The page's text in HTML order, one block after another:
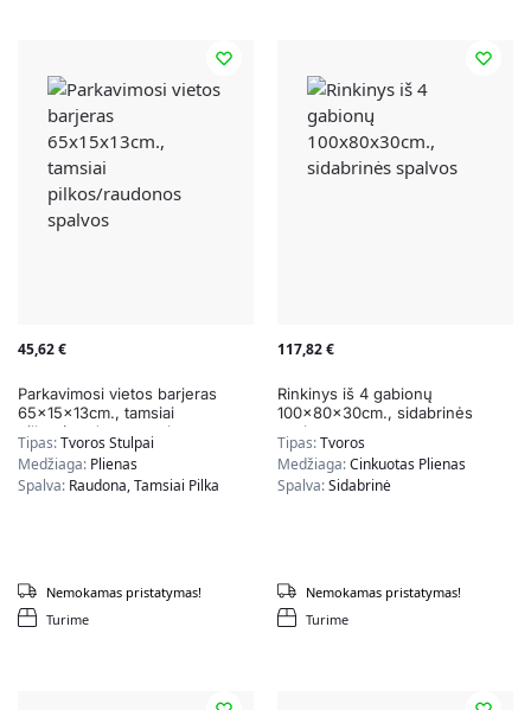
45,62€
Parkavimosi vietos barjeras
65x15x13cm., tamsiai
pilkos/raudonos spalvos
Tipas:Tvoros Stulpai
Medžiaga: Plienas
Spalva: Raudona, Tamsiai Pilka
Turime
Nemokamas pristatymas!
117,82€
Rinkinys iš 4 gabionų
100x80x30cm., sidabrinės
spalvos
Tipas:Tvoros
Medžiaga:Cinkuotas Plienas
Spalva:Sidabrinė
Turime
Nemokamas pristatymas!